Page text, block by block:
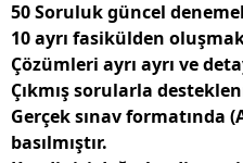
50 Soruluk güncel
10 ayrı fasikülden
Çözümleri ayrı ayrı ve
Çıkmış sorularla
Gerçek sınav formatında
basılmıştır.